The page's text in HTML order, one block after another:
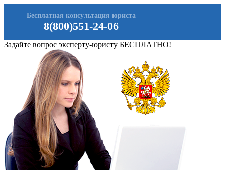
8(800)551-24-06
Бесплатная консультация юриста
Задайте вопрос эксперту-юристу БЕСПЛАТНО!